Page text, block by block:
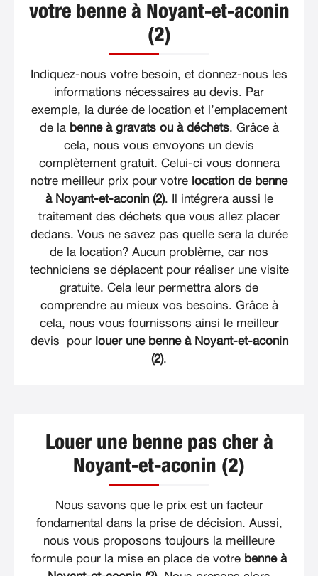
votre benne à Noyant-et-aconin
(2)
Indiquez-nous votre besoin, et donnez-nous les
informations nécessaires au devis. Par
exemple, la durée de location et l’emplacement
de la benne à gravats ou à déchets. Grâce à
cela, nous vous envoyons un devis
complètement gratuit. Celui-ci vous donnera
notre meilleur prix pour votre location de benne
à Noyant-et-aconin (2). Il intégrera aussi le
traitement des déchets que vous allez placer
dedans. Vous ne savez pas quelle sera la durée
de la location? Aucun problème, car nos
techniciens se déplacent pour réaliser une visite
gratuite. Cela leur permettra alors de
comprendre au mieux vos besoins. Grâce à
cela, nous vous fournissons ainsi le meilleur
devis pour louer une benne à Noyant-et-aconin
(2).
Louer une benne pas cher à
Noyant-et-aconin (2)
Nous savons que le prix est un facteur
fondamental dans la prise de décision. Aussi,
nous vous proposons toujours la meilleure
formule pour la mise en place de votre benne à